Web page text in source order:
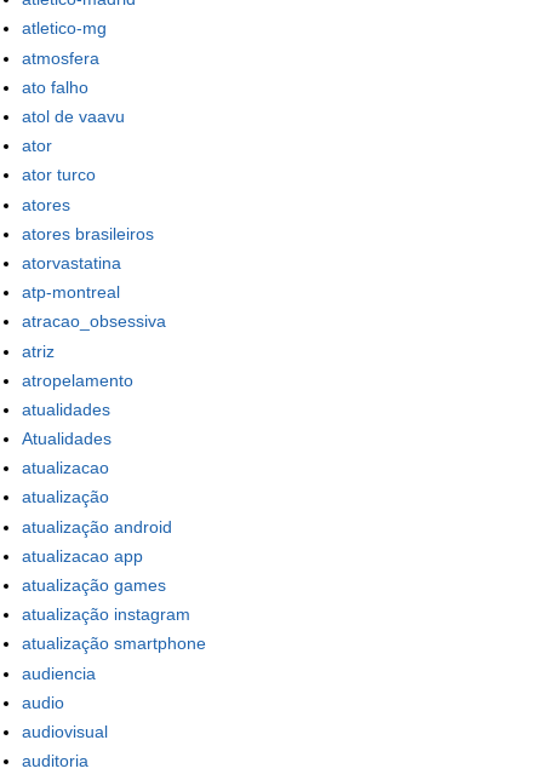
atletico-mg
atmosfera
ato falho
atol de vaavu
ator
ator turco
atores
atores brasileiros
atorvastatina
atp-montreal
atracao_obsessiva
atriz
atropelamento
atualidades
Atualidades
atualizacao
atualização
atualização android
atualizacao app
atualização games
atualização instagram
atualização smartphone
audiencia
audio
audiovisual
auditoria